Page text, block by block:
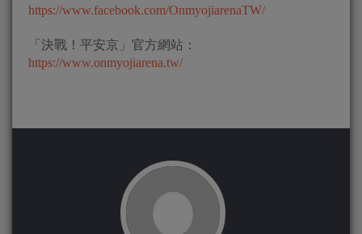
https://www.facebook.com/OnmyojiarenaTW/
「決戰！平安京」官方網站：
https://www.onmyojiarena.tw/